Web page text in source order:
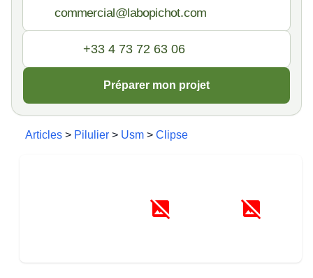
Préparer mon projet
Articles > Pilulier > Usm > Clipse